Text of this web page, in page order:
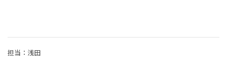
担当：浅田